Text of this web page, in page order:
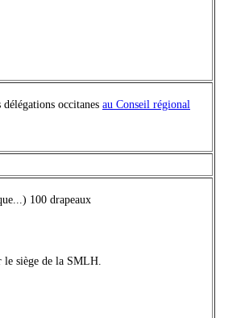
occitanes au Conseil régional
100 drapeaux
le siège de la SMLH.